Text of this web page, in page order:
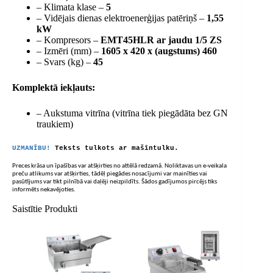
– Klimata klase – 5
– Vidējais dienas elektroenerģijas patēriņš – 1,55
kW
– Kompresors – EMT45HLR ar jaudu 1/5 ZS
– Izmēri (mm) – 1605 x 420 x (augstums) 460
– Svars (kg) – 45
Komplektā iekļauts:
– Aukstuma vitrīna (vitrīna tiek piegādāta bez GN
traukiem)
UZMANĪBU! Teksts tulkots ar mašīntulku.
Preces krāsa un īpašības var atšķirties no attēlā redzamā. Noliktavas un e-veikala
preču atlikums var atšķirties, tādēļ piegādes nosacījumi var mainīties vai
pasūtījums var tikt pilnībā vai daļēji neizpildīts. Šādos gadījumos pircējs tiks
informēts nekavējoties.
Saistītie Produkti